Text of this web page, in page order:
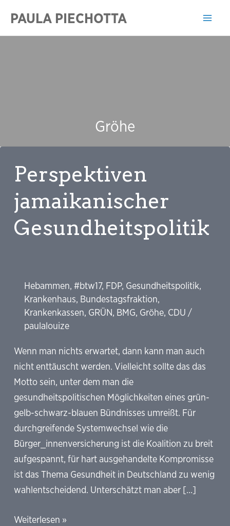
Inhalt
springen
PAULA PIECHOTTA
Gröhe
Perspektiven
jamaikanischer
Gesundheitspolitik
Hebammen,#btw17, FDP, Gesundheitspolitik,
Krankenhaus, Bundestagsfraktion,
Krankenkassen, GRÜN, BMG, Gröhe, CDU /
paulalouize
Wenn man nichts erwartet, dann kann man auch
nicht enttäuscht werden. Vielleicht sollte das das
Motto sein, unter dem man die
gesundheitspolitischen Möglichkeiten eines grün-
gelb-schwarz-blauen Bündnisses umreißt. Für
durchgreifende Systemwechsel wie die
Bürger_innenversicherung ist die Koalition zu breit
aufgespannt, für hart ausgehandelte Kompromisse
ist das Thema Gesundheit in Deutschland zu wenig
wahlentscheidend. Unterschätzt man aber […]
Perspektiven
Weiterlesen »